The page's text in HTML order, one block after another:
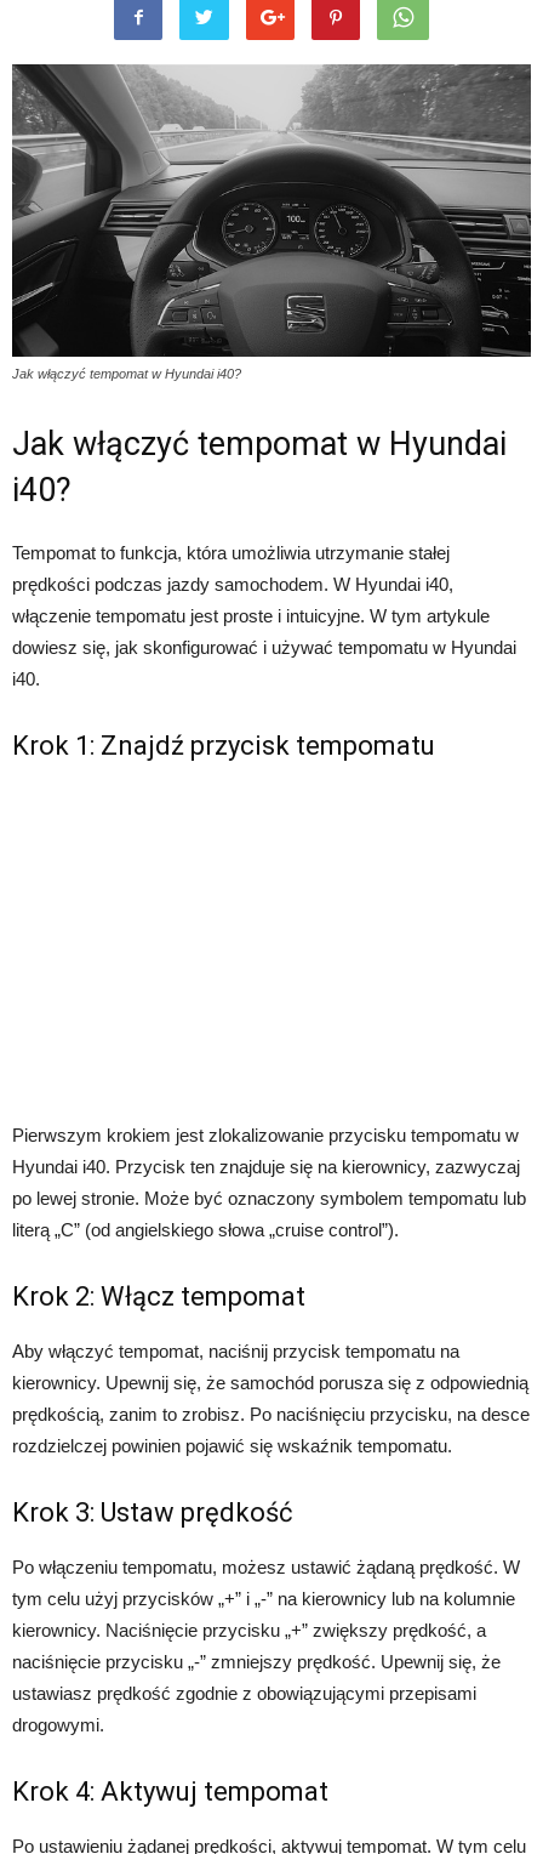
Jak włączyć tempomat w Hyundai i40?
Jak włączyć tempomat w Hyundai
i40?
Tempomat to funkcja, która umożliwia utrzymanie stałej
prędkości podczas jazdy samochodem. W Hyundai i40,
włączenie tempomatu jest proste i intuicyjne. W tym artykule
dowiesz się, jak skonfigurować i używać tempomatu w Hyundai
i40.
Krok 1: Znajdź przycisk tempomatu
Pierwszym krokiem jest zlokalizowanie przycisku tempomatu w
Hyundai i40. Przycisk ten znajduje się na kierownicy, zazwyczaj
po lewej stronie. Może być oznaczony symbolem tempomatu lub
literą „C” (od angielskiego słowa „cruise control”).
Krok 2: Włącz tempomat
Aby włączyć tempomat, naciśnij przycisk tempomatu na
kierownicy. Upewnij się, że samochód porusza się z odpowiednią
prędkością, zanim to zrobisz. Po naciśnięciu przycisku, na desce
rozdzielczej powinien pojawić się wskaźnik tempomatu.
Krok 3: Ustaw prędkość
Po włączeniu tempomatu, możesz ustawić żądaną prędkość. W
tym celu użyj przycisków „+” i „-” na kierownicy lub na kolumnie
kierownicy. Naciśnięcie przycisku „+” zwiększy prędkość, a
naciśnięcie przycisku „-” zmniejszy prędkość. Upewnij się, że
ustawiasz prędkość zgodnie z obowiązującymi przepisami
drogowymi.
Krok 4: Aktywuj tempomat
Po ustawieniu żądanej prędkości, aktywuj tempomat. W tym celu